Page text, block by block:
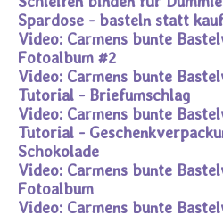
Spardose - basteln statt
Video: Carmens bunte
Fotoalbum #2
Video: Carmens bunte
Tutorial - Briefumschlag
Video: Carmens bunte
Tutorial -
Schokolade
Video: Carmens bunte
Fotoalbum
Video: Carmens bunte